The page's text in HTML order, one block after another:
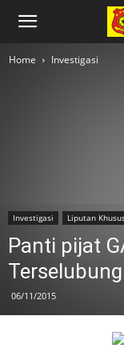
Home Investigasi
Investigasi Liputan
Panti pijat
Terselubung
06/11/2015